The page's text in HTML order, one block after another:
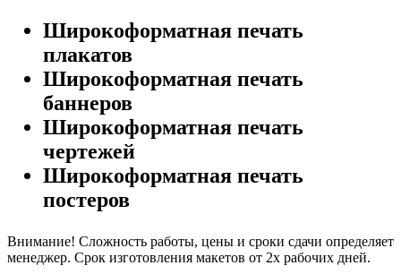
Широкоформатная печать
плакатов
Широкоформатная печать
баннеров
Широкоформатная печать
чертежей
Широкоформатная печать
постеров
Внимание! Сложность работы, цены и сроки сдачи определяет
менеджер. Срок изготовления макетов от 2х рабочих дней.